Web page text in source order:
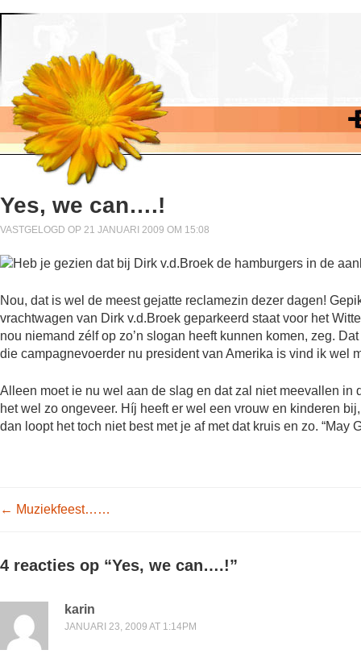
Yes, we can….!
VASTGELOGD OP 21 JANUARI 2009 OM 15:08
Nou, dat is wel de meest gejatte reclamezin dezer dagen!
vrachtwagen van Dirk v.d.Broek geparkeerd staat voor het
nou niemand zélf op zo’n slogan heeft kunnen komen, zeg.
die campagnevoerder nu president van Amerika is vind ik wel
Alleen moet ie nu wel aan de slag en dat zal niet meevallen
het wel zo ongeveer. Híj heeft er wel een vrouw en kinderen
dan loopt het toch niet best met je af met dat kruis en zo.
Post navigation
← Muziekfeest……
4 reacties op “Yes, we can….!”
karin
JANUARI 23, 2009 AT 1:14PM